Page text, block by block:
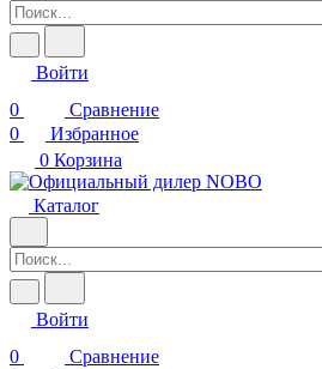
Войти
0
Сравнение
0
Избранное
0 Корзина
Каталог
Войти
0
Сравнение